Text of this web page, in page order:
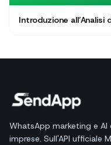
Introduzione all’Analisi
WhatsApp marketing e AI
imprese. Sull'API ufficiale